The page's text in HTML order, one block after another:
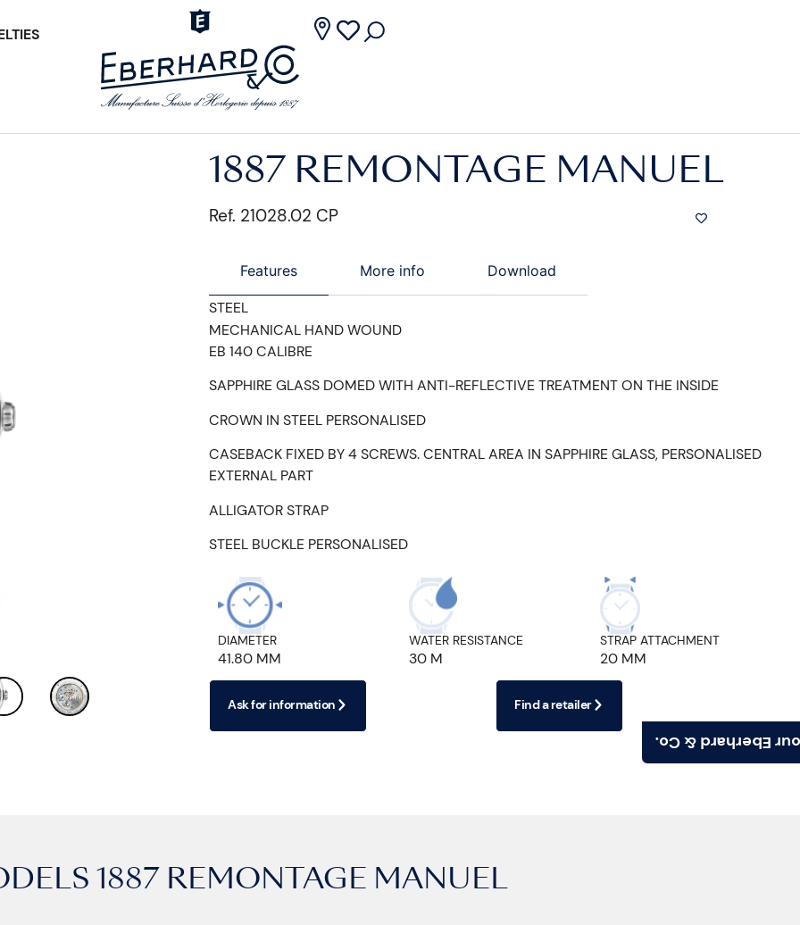
Find your
1887 REMONTAGE MANUEL
Ref. 21028.02 CP
Features More info Download
STEEL
MECHANICAL HAND WOUND
EB 140 CALIBRE
SAPPHIRE GLASS DOMED WITH ANTI-REFLECTIVE TREATMENT ON THE INSIDE
CROWN IN STEEL PERSONALISED
CASEBACK FIXED BY 4 SCREWS. CENTRAL AREA IN SAPPHIRE GLASS, PERSONALISED
EXTERNAL PART
ALLIGATOR STRAP
STEEL BUCKLE PERSONALISED
DIAMETER
41.80 MM
WATER RESISTANCE
30 M
STRAP ATTACHMENT
20 MM
Ask for information Find a retailer
1887 REMONTAGE MANUEL